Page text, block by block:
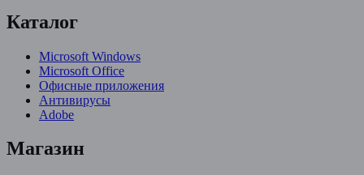
Каталог
Microsoft Windows
Microsoft Office
Офисные приложения
Антивирусы
Adobe
Магазин